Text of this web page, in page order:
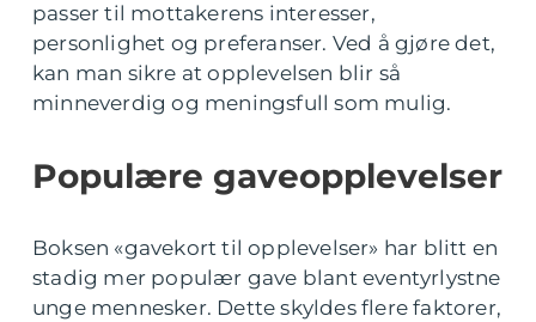
passer til mottakerens interesser,
personlighet og preferanser. Ved å gjøre det,
kan man sikre at opplevelsen blir så
minneverdig og meningsfull som mulig.
Populære gaveopplevelser
Boksen «gavekort til opplevelser» har blitt en
stadig mer populær gave blant eventyrlystne
unge mennesker. Dette skyldes flere faktorer,